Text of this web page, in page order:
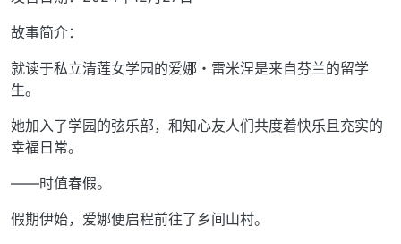
故事简介：
就读于私立清莲女学园的爱娜・雷米涅是来自芬兰的留学
生。
她加入了学园的弦乐部，和知心友人们共度着快乐且充实的
幸福日常。
——时值春假。
假期伊始，爱娜便启程前往了乡间山村。